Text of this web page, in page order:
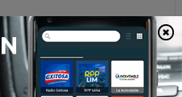
nos han vencido' se